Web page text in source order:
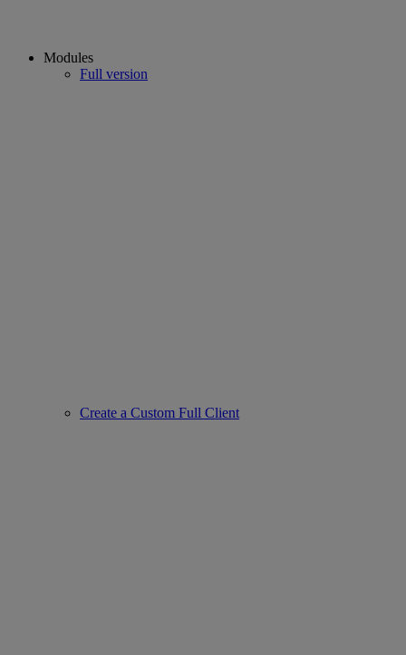
Modules
Full version
Create a Custom Full Client